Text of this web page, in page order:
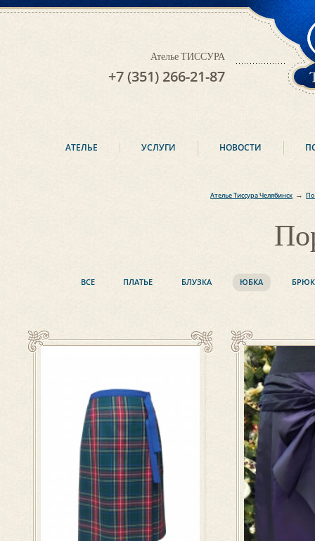
Ателье Тиссура Челябинск →
ВСЕ ПЛАТЬЕ БЛУЗКА ЮБКА
Ателье ТИССУРА
+7 (351) 266-21-87
АТЕЛЬЕ УСЛУГИ НОВОСТИ